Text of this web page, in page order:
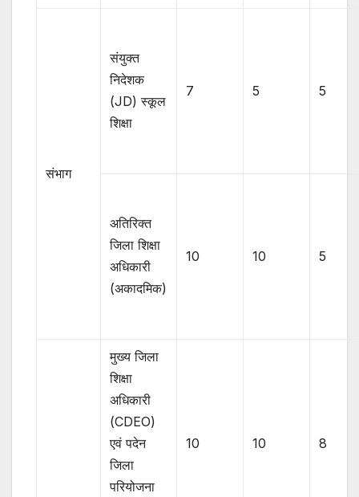
संभाग
संयुक्त
निदेशक
(JD) स्कूल
शिक्षा
7 5 5
अतिरिक्त
जिला शिक्षा
अधिकारी
(अकादमिक)
10 10 5
मुख्य जिला
शिक्षा
अधिकारी
(CDEO)
एवं पदेन
जिला
परियोजना
10 10 8